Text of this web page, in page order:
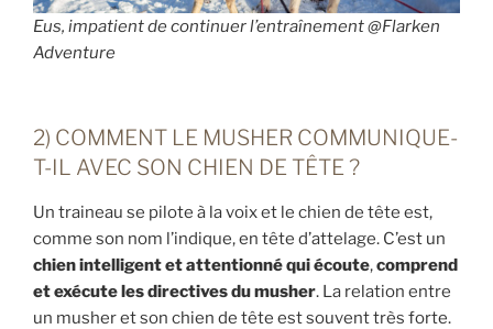
Eus, impatient de continuer l’entraînement @Flarken
Adventure
2) COMMENT LE MUSHER COMMUNIQUE-
T-IL AVEC SON CHIEN DE TÊTE ?
Un traineau se pilote à la voix et le chien de tête est,
comme son nom l’indique, en tête d’attelage. C’est un
chien intelligent et attentionné qui écoute,comprend
et exécute les directives du musher. La relation entre
un musher et son chien de tête est souvent très forte.